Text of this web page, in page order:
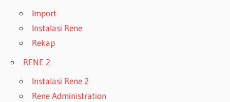
Import
Instalasi Rene
Rekap
RENE 2
Instalasi Rene 2
Rene Administration